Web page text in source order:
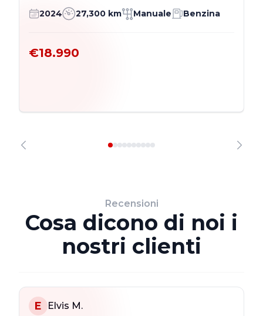
2024 27,300 km Manuale Benzina
€18.990
Recensioni
Cosa dicono di noi i
nostri clienti
E Elvis M.